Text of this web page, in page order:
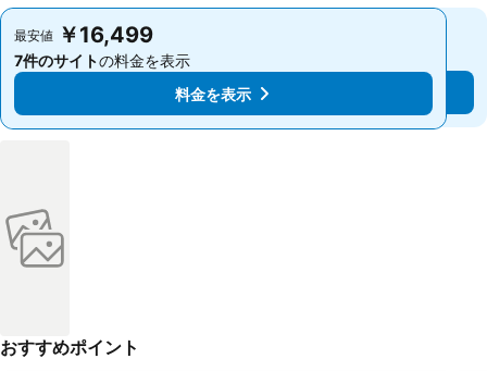
最安値 ￥16,499
7件のサイトの料金を表示
料金を表示
最安値 ￥16,499
7件のサイトの料金を表示
料金を表示
おすすめポイント